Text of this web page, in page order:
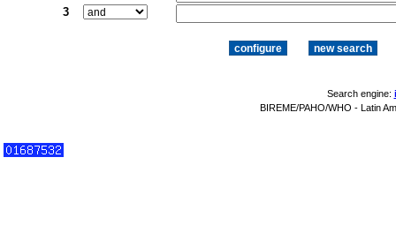
3
Search engine:
BIREME/PAHO/WHO - Latin